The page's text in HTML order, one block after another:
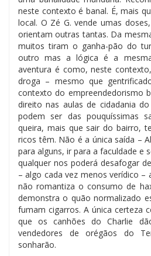
neste contexto é banal. É, mais
local. O Zé G. vende umas
orientam outras tantas. Da
muitos tiram o ganha-pão do
outro mas a lógica é a
aventura é como, neste
droga – mesmo que
contexto do empreendedorismo
direito nas aulas de cidadania
podem ser das pouquíssimas
queira, mais que sair do bairro,
ricos têm. Não é a única saída –
para alguns, ir para a faculdade e
qualquer nos poderá desafogar
– algo cada vez menos verídico –
não romantiza o consumo de
demonstra o quão normalizado
fumam cigarros. A única certeza
que os canhões do Charlie
vendedores de orégãos do
sonharão.